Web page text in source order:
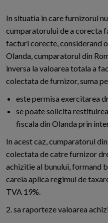
In situatia in care furnizorul
cumparatorului de a corecta
facturi corecte, considerand
Olanda, cumparatorul din
inversa la valoarea totala a
colectata de furnizor, suma
este permisa exercitarea
se poate solicita
fiscala din Olanda prin
In acest caz, cumparatorul
colectata de catre furnizor
achizitie al bunului, formand
careia aplica regimul de
TVA 19%.
2. sa raporteze valoarea